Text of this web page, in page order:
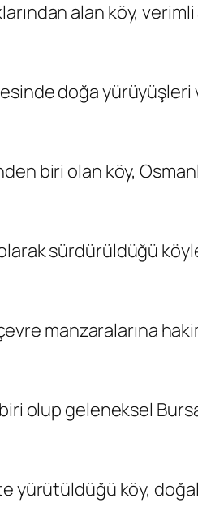
alan köy,
doğa
biri olan köy,
sürdürüldüğü
manzaralarına
olup geleneksel
yürütüldüğü köy,